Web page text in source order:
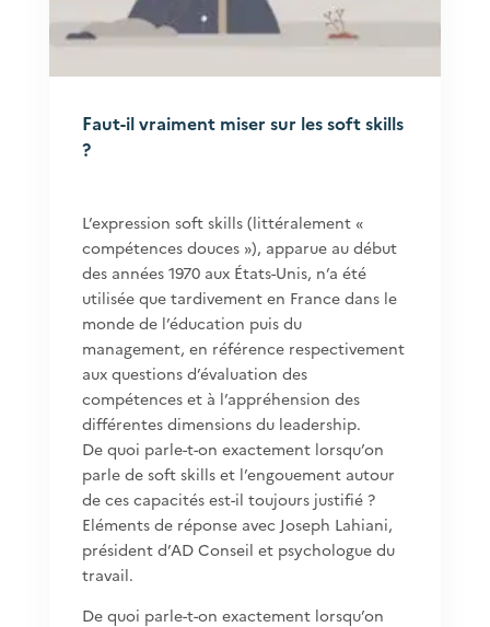
Faut-il vraiment miser sur les soft skills
?
L’expression soft skills (littéralement «
compétences douces »), apparue au début
des années 1970 aux États-Unis, n’a été
utilisée que tardivement en France dans le
monde de l’éducation puis du
management, en référence respectivement
aux questions d’évaluation des
compétences et à l’appréhension des
différentes dimensions du leadership.
De quoi parle-t-on exactement lorsqu’on
parle de soft skills et l’engouement autour
de ces capacités est-il toujours justifié ?
Eléments de réponse avec Joseph Lahiani,
président d’AD Conseil et psychologue du
travail.
De quoi parle-t-on exactement lorsqu’on